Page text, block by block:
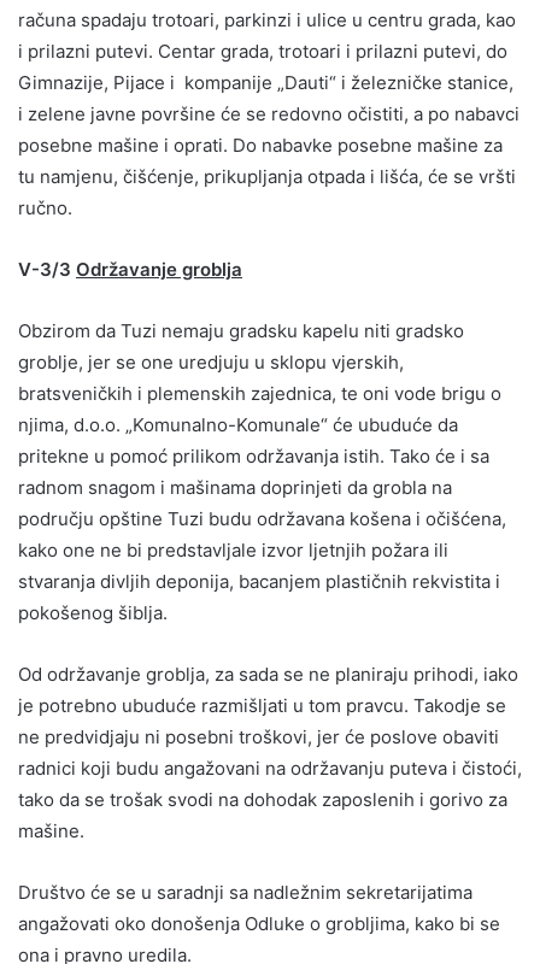
računa spadaju trotoari, parkinzi i ulice u centru grada, kao
i prilazni putevi. Centar grada, trotoari i prilazni putevi, do
Gimnazije, Pijace i kompanije „Dauti“ i železničke stanice,
i zelene javne površine će se redovno očistiti, a po nabavci
posebne mašine i oprati. Do nabavke posebne mašine za
tu namjenu, čišćenje, prikupljanja otpada i lišća, će se vršti
ručno.
V-3/3 Održavanje groblja
Obzirom da Tuzi nemaju gradsku kapelu niti gradsko
groblje, jer se one uredjuju u sklopu vjerskih,
bratsveničkih i plemenskih zajednica, te oni vode brigu o
njima, d.o.o. „Komunalno-Komunale“ će ubuduće da
pritekne u pomoć prilikom održavanja istih. Tako će i sa
radnom snagom i mašinama doprinjeti da grobla na
području opštine Tuzi budu održavana košena i očišćena,
kako one ne bi predstavljale izvor ljetnjih požara ili
stvaranja divljih deponija, bacanjem plastičnih rekvistita i
pokošenog šiblja.
Od održavanje groblja, za sada se ne planiraju prihodi, iako
je potrebno ubuduće razmišljati u tom pravcu. Takodje se
ne predvidjaju ni posebni troškovi, jer će poslove obaviti
radnici koji budu angažovani na održavanju puteva i čistoći,
tako da se trošak svodi na dohodak zaposlenih i gorivo za
mašine.
Društvo će se u saradnji sa nadležnim sekretarijatima
angažovati oko donošenja Odluke o grobljima, kako bi se
ona i pravno uredila.